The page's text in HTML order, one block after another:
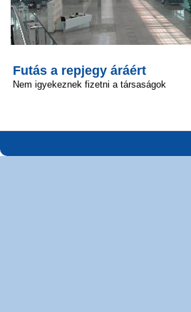
Futás a repjegy áráért
Nem igyekeznek fizetni a társaságok